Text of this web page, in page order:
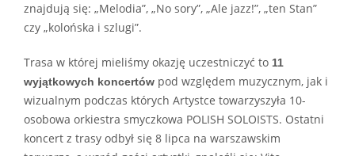
znajdują się: „Melodia”, „No sory”, „Ale jazz!”, „ten Stan”
czy „kolońska i szlugi”.
Trasa w której mieliśmy okazję uczestniczyć to 11
wyjątkowych koncertów pod względem muzycznym, jak i
wizualnym podczas których Artystce towarzyszyła 10-
osobowa orkiestra smyczkowa POLISH SOLOISTS. Ostatni
koncert z trasy odbył się 8 lipca na warszawskim